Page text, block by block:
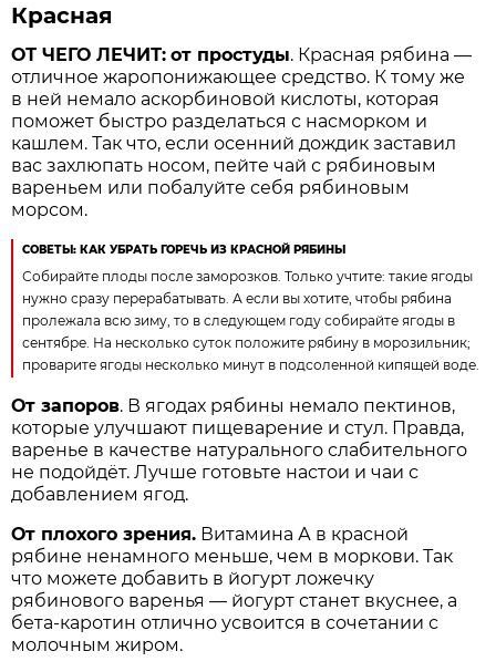
Красная
ОТ ЧЕГО ЛЕЧИТ: от простуды. Красная рябина —
отличное жаропонижающее средство. К тому же
в ней немало аскорбиновой кислоты, которая
поможет быстро разделаться с насморком и
кашлем. Так что, если осенний дождик заставил
вас захлюпать носом, пейте чай с рябиновым
вареньем или побалуйте себя рябиновым
морсом.
СОВЕТЫ: КАК УБРАТЬ ГОРЕЧЬ ИЗ КРАСНОЙ РЯБИНЫ
Собирайте плоды после заморозков. Только учтите: такие ягоды
нужно сразу перерабатывать. А если вы хотите, чтобы рябина
пролежала всю зиму, то в следующем году собирайте ягоды в
сентябре. На несколько суток положите рябину в морозильник;
проварите ягоды несколько минут в подсоленной кипящей воде.
От запоров. В ягодах рябины немало пектинов,
которые улучшают пищеварение и стул. Правда,
варенье в качестве натурального слабительного
не подойдёт. Лучше готовьте настои и чаи с
добавлением ягод.
От плохого зрения. Витамина А в красной
рябине ненамного меньше, чем в моркови. Так
что можете добавить в йогурт ложечку
рябинового варенья — йогурт станет вкуснее, а
бета-каротин отлично усвоится в сочетании с
молочным жиром.